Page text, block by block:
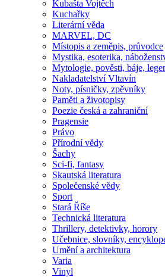
Kubašta Vojtěch
Kuchařky
Literární věda
MARVEL, DC
Místopis a zeměpis, průvodce
Mystika, esoterika,
Mytologie, pověsti, báje,
Nakladatelství Vltavín
Noty, písničky, zpěvníky
Paměti a životopisy
Poezie česká a zahraniční
Pragensie
Právo
Přírodní vědy
Šachy
Sci-fi, fantasy
Skautská literatura
Společenské vědy
Sport
Stará Říše
Technická literatura
Thrillery, detektivky, horory
Učebnice, slovníky,
Umění a architektura
Varia
Vinyl